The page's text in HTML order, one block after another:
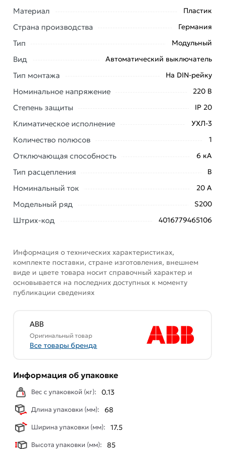
Условия доставки и цены на товар Автоматический
2CDS251001R0205 из категории
Однополюсные
автоматические выключателидействительны в
Москве и области.
Наши профессиональные менеджеры обработают
доставки или самовывоза. Перед оформлением
онлайн заказа рекомендуем ознакомиться с
описанием, характеристиками и отзывами.
Данний товар от производителя
сертифицирован,
соответствует всем стандартам качества. Возврат
купленного товарa в течение 7 дней (наличие чека
обязательно).
Материал Пластик
Страна производства Германия
Тип Модульный
Вид Автоматический выключатель
Тип монтажа На DIN-рейку
Номинальное напряжение 220 В
Степень защиты IP 20
Климатическое исполнение УХЛ-3
Количество полюсов 1
Отключающая способность 6 кА
Тип расцепления B
Номинальный ток 20 А
Модельный ряд S200
Штрих-код 4016779465106
Информация о технических характеристиках,
комплекте поставки, стране изготовления, внешнем
виде и цвете товара носит справочный характер и
основывается на последних доступных к моменту
публикации сведениях
ABB
Оригинальный товар
Все товары бренда
Информация об упаковке
Вес с упаковкой (кг): 0.13
Длина упаковки (мм): 68
Ширина упаковки (мм): 17.5
Высота упаковки (мм): 85